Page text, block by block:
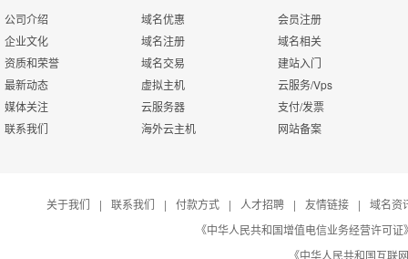
公司介绍
企业文化
资质和荣誉
最新动态
媒体关注
联系我们
域名优惠
域名注册
域名交易
虚拟主机
云服务器
海外云主机
会员注册
域名相关
建站入门
云服务/Vps
支付/发票
网站备案
关于我们 | 联系我们 | 付款方式 | 人才招聘 | 友情链接 |
域名资
《中华人民共和国增值电信业务经营许可
《中华人民共和国互联